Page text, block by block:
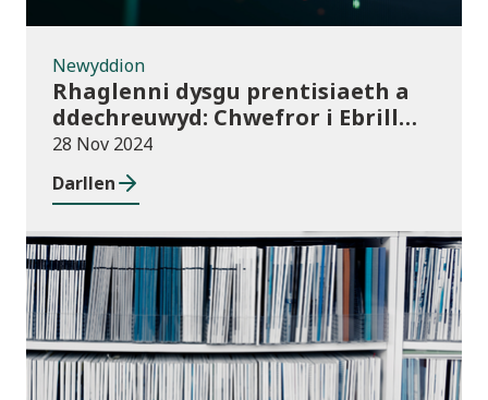
Newyddion
Rhaglenni dysgu prentisiaeth a
ddechreuwyd: Chwefror i Ebrill
2024 (dros dro)
28 Nov 2024
Darllen